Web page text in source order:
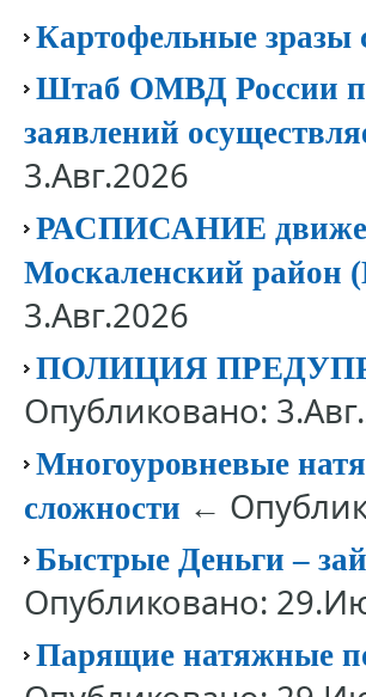
Картофельные зразы
Штаб ОМВД России
заявлений
3.Авг.2026
РАСПИСАНИЕ
Москаленский район
3.Авг.2026
ПОЛИЦИЯ
Опубликовано:
Многоуровневые
сложности ←
Быстрые Деньги –
Опубликовано:
Парящие натяжные